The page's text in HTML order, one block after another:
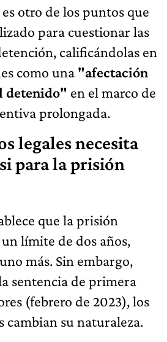
otro de los puntos que
para cuestionar las
calificándolas en
como una "afectación
detenido" en el marco de
prolongada.
legales necesita
para la prisión
que la prisión
límite de dos años,
más. Sin embargo,
sentencia de primera
(febrero de 2023), los
cambian su naturaleza.